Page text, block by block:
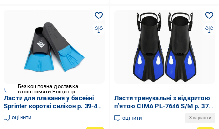
Безкоштовна доставка
в поштомати Епіцентр
Ласти для плавання у басейні
Sprinter короткі силікон р. 39-41
Сірий/Блакитний
(6936116101861)
оцінити
Ласти тренувальні з відкритою
п’ятою CIMA PL-7646 S/M р. 37-
41 Синій (34168022)
оцінити 3 варіанти